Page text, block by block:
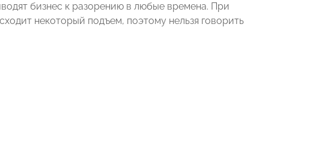
бизнес к разорению в любые времена. При
некоторый подъем, поэтому нельзя говорить